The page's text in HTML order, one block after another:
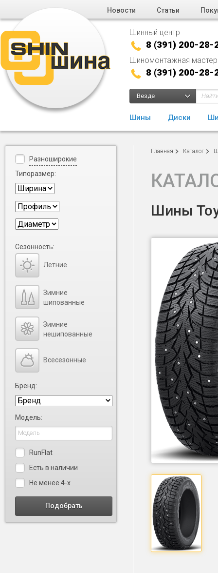
Новости Статьи
Шинный центр
8 (391) 200-28-
Шиномонтажная
8 (391) 200-28-
Везде
Шины Диски
Главная Каталог
Шины
Разноширокие
Типоразмер:
Сезонность:
Летние
Зимние
шипованные
Зимние
нешипованные
Всесезонные
Бренд:
Модель:
RunFlat
Есть в наличии
Не менее 4-х